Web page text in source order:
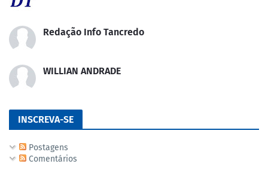
Redação Info Tancredo
WILLIAN ANDRADE
INSCREVA-SE
Postagens
Comentários